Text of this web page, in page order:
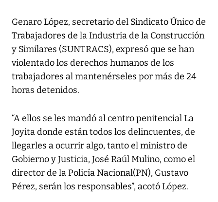
Genaro López, secretario del Sindicato Único de
Trabajadores de la Industria de la Construcción
y Similares (SUNTRACS), expresó que se han
violentado los derechos humanos de los
trabajadores al mantenérseles por más de 24
horas detenidos.
“A ellos se les mandó al centro penitencial La
Joyita donde están todos los delincuentes, de
llegarles a ocurrir algo, tanto el ministro de
Gobierno y Justicia, José Raúl Mulino, como el
director de la Policía Nacional(PN), Gustavo
Pérez, serán los responsables”, acotó López.